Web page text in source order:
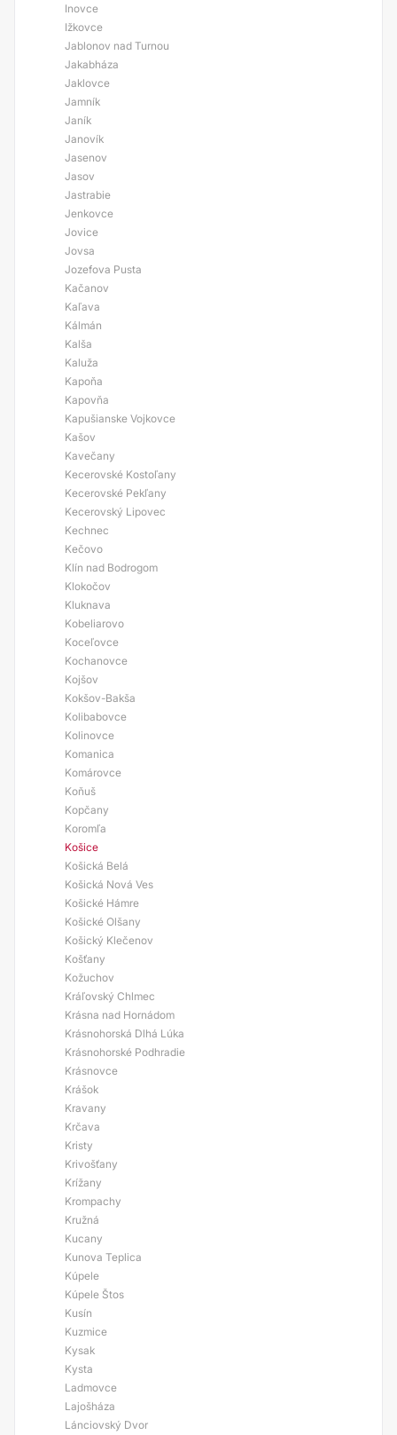
Inovce
Ižkovce
Jablonov nad Turnou
Jakabháza
Jaklovce
Jamník
Janík
Janovík
Jasenov
Jasov
Jastrabie
Jenkovce
Jovice
Jovsa
Jozefova Pusta
Kačanov
Kaľava
Kálmán
Kalša
Kaluža
Kapoňa
Kapovňa
Kapušianske Vojkovce
Kašov
Kavečany
Kecerovské Kostoľany
Kecerovské Pekľany
Kecerovský Lipovec
Kechnec
Kečovo
Klín nad Bodrogom
Klokočov
Kluknava
Kobeliarovo
Koceľovce
Kochanovce
Kojšov
Kokšov-Bakša
Kolibabovce
Kolinovce
Komanica
Komárovce
Koňuš
Kopčany
Koromľa
Košice
Košická Belá
Košická Nová Ves
Košické Hámre
Košické Olšany
Košický Klečenov
Košťany
Kožuchov
Kráľovský Chlmec
Krásna nad Hornádom
Krásnohorská Dlhá Lúka
Krásnohorské Podhradie
Krásnovce
Krášok
Kravany
Krčava
Kristy
Krivošťany
Krížany
Krompachy
Kružná
Kucany
Kunova Teplica
Kúpele
Kúpele Štos
Kusín
Kuzmice
Kysak
Kysta
Ladmovce
Lajošháza
Lánciovský Dvor